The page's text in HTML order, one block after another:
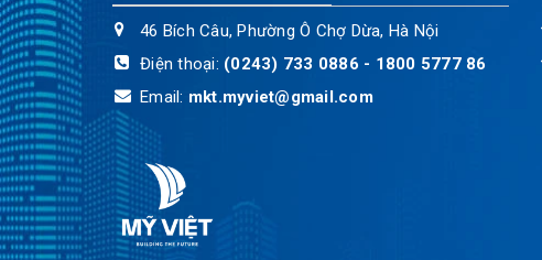
46 Bích Câu, Phường Ô Chợ Dừa, Hà Nội
Điện thoại: (0243) 733 0886 - 1800 5777 86
Email: mkt.myviet@gmail.com